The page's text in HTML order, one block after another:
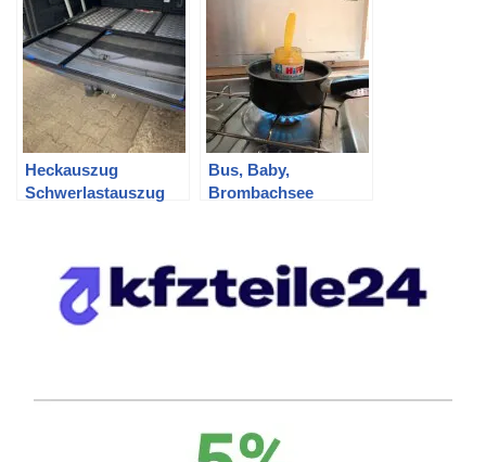
Innenraum)
Heckauszug
Schwerlastauszug
Bus, Baby,
Brombachsee